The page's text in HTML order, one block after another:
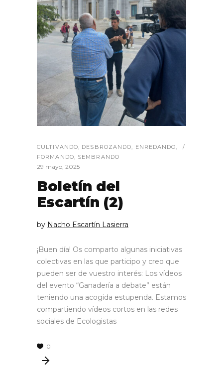
CULTIVANDO, DESBROZANDO, ENREDANDO,
FORMANDO, SEMBRANDO
29 mayo, 2025
Boletín del
Escartín (2)
by Nacho Escartín Lasierra
¡Buen día! Os comparto algunas iniciativas
colectivas en las que participo y creo que
pueden ser de vuestro interés: Los vídeos
del evento “Ganadería a debate” están
teniendo una acogida estupenda. Estamos
compartiendo vídeos cortos en las redes
sociales de Ecologistas
0